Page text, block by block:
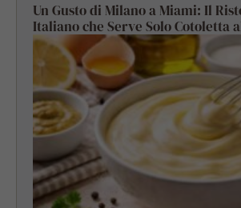
Un Gusto di Milano a Miami: Il
Italiano che Serve Solo Cotoletta